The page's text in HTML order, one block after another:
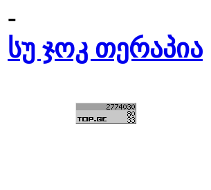
-
სუ ჯოკ თერაპია